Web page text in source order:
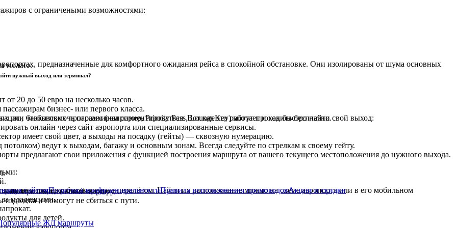
с ограничеными возможностями:
можно:
предназначенные для комфортного ожидания рейса в спокойной обстановке. Они изолированы от шума основных
20 до 50 евро на несколько часов.
бизнес- или первого класса.
банковских программ (например, Priority Pass, LoungeKey) могут проходить бесплатно.
онлайн через сайт аэропорта или специализированные сервисы.
нужно сосредоточиться перед перелётом. Найти их расположение можно на схеме аэропорта или в его мобильном
нужный выход или терминал?
чтобы помочь пассажирам сориентироваться. Вот как это работает и как быстро найти свой выход:
имеет свой цвет, а выходы на посадку (гейты) — сквозную нумерацию.
ведут к выходам, багажу и основным зонам. Всегда следуйте по стрелкам к своему гейту.
предлагают свои приложения с функцией построения маршрута от вашего текущего местоположения до нужного выхода.
оно проложит точный маршрут.
и помогут не сбиться с пути.
и посадку без очереди.
младенцами.
для детей.
сайтомПолитика конфиденциальностиПравила использования промокодовАкции и скидки
ЖД маршруты